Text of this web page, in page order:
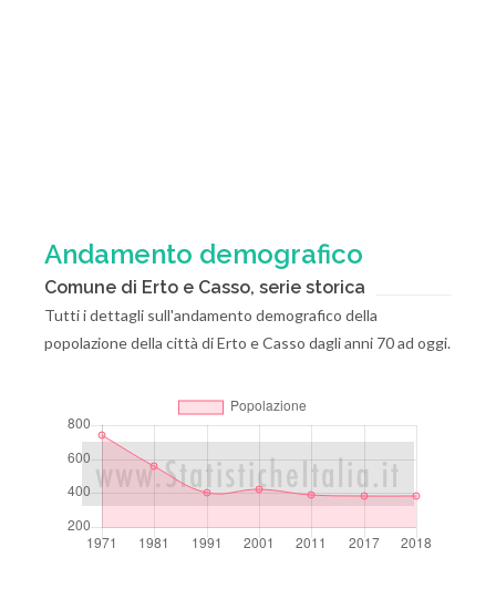
Andamento demografico
Comune di Erto e Casso, serie storica
Tutti i dettagli sull'andamento demografico della
popolazione della città di Erto e Casso dagli anni 70 ad oggi.